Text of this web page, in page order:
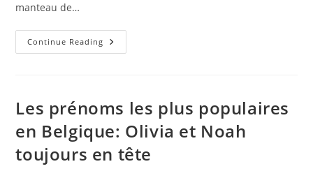
manteau de…
Continue Reading Les
Plus
Filles
Et
En
2026
Les prénoms les plus populaires
en Belgique: Olivia et Noah
toujours en tête